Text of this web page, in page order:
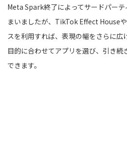
Meta Spark終了によってサードパー
まいましたが、TikTok Effect House
スを利用すれば、表現の幅をさらに広
目的に合わせてアプリを選び、引き
できます。